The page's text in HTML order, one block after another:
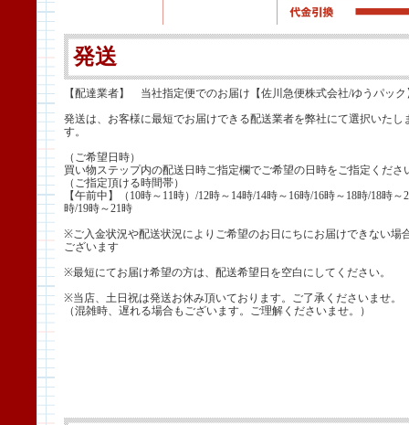
発送
【配達業者】 当社指定便でのお届け【佐川急便株式会社/ゆうパック
発送は、お客様に最短でお届けできる配送業者を弊社にて選択いたし
す。
（ご希望日時）
買い物ステップ内の配送日時ご指定欄でご希望の日時をご指定くださ
（ご指定頂ける時間帯）
【午前中】（10時～11時）/12時～14時/14時～16時/16時～18時/18時～
時/19時～21時
※ご入金状況や配送状況によりご希望のお日にちにお届けできない場
ございます
※最短にてお届け希望の方は、配送希望日を空白にしてください。
※当店、土日祝は発送お休み頂いております。ご了承くださいませ。
（混雑時、遅れる場合もございます。ご理解くださいませ。）